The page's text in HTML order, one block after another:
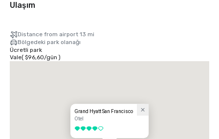
Ulaşım
Distance from airport 13 mi
Bölgedeki park olanağı
Ücretli park
Vale( $96,60/gün )
Grand Hyatt San Francisco
Otel
4 / 5